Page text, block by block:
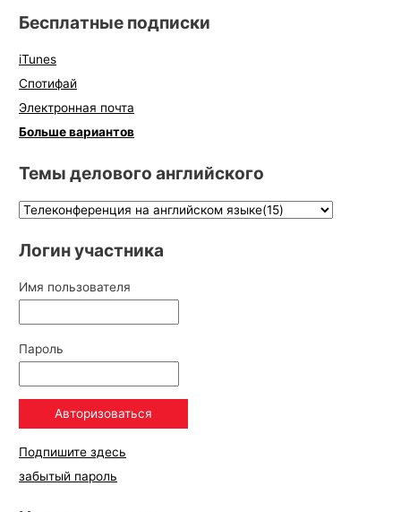
Бесплатные подписки
iTunes
Спотифай
Электронная почта
Больше вариантов
Темы делового английского
Логин участника
Имя пользователя
Пароль
Подпишите здесь
забытый пароль